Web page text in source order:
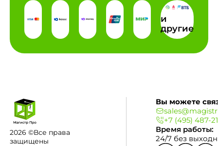
и
другие
2026 ©Все права
защищены
Вы можете
+7 (495) 487-
Время работы:
24/7 без